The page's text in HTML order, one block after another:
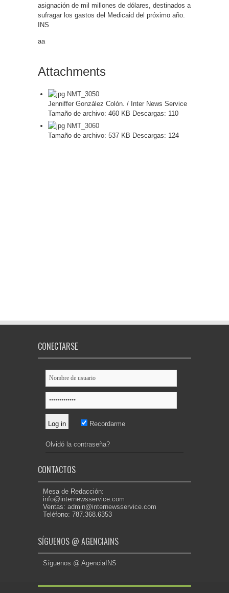
asignación de mil millones de dólares, destinados a
sufragar los gastos del Medicaid del próximo año.
INS
aa
Attachments
NMT_3050
Jenniffer González Colón. / Inter News Service
Tamaño de archivo: 460 KB Descargas: 110
NMT_3060
Tamaño de archivo: 537 KB Descargas: 124
CONECTARSE
Recordarme
Olvidó la contraseña?
CONTACTOS
Mesa de Redacción:
info@internewsservice.com
Ventas: admin@internewsservice.com
Teléfono: 787.368.6353
SÍGUENOS @ AGENCIAINS
Síguenos @ AgenciaINS